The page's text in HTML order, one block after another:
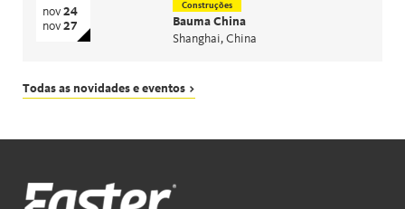
nov 24
nov 27
Construções
Bauma China
Shanghai, China
Todas as novidades e eventos >